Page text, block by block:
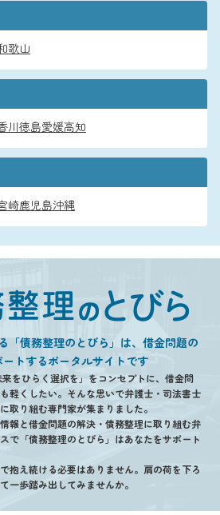
歌山
川徳島愛媛高知
崎鹿児島沖縄
「債務整理のとびら」は、借金問題の
トするポータルサイトです
来をひらく選択を」をコンセプトに、借金問
軽くしたい。そんな思いで弁護士・司法書士
取り組む専門家が集まりました。
報と借金問題の解決・債務整理に取り組む弁
で「債務整理のとびら」はあなたをサポート
抱え続ける必要はありません。肩の荷を下ろ
一歩踏み出してみませんか。